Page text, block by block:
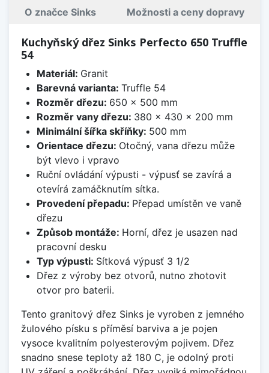
O značce Sinks Možnosti a ceny dopravy
Kuchyňský dřez Sinks Perfecto 650 Truffle
54
Materiál: Granit
Barevná varianta: Truffle 54
Rozměr dřezu: 650 x 500 mm
Rozměr vany dřezu: 380 x 430 x 200 mm
Minimální šířka skříňky: 500 mm
Orientace dřezu: Otočný, vana dřezu může
být vlevo i vpravo
Ruční ovládání výpusti - výpusť se zavírá a
otevírá zamáčknutím sítka.
Provedení přepadu: Přepad umístěn ve vaně
dřezu
Způsob montáže: Horní, dřez je usazen nad
pracovní desku
Typ výpusti: Sítková výpusť 3 1/2
Dřez z výroby bez otvorů, nutno zhotovit
otvor pro baterii.
Tento granitový dřez Sinks je vyroben z jemného
žulového písku s příměsí barviva a je pojen
vysoce kvalitním polyesterovým pojivem. Dřez
snadno snese teploty až 180 C, je odolný proti